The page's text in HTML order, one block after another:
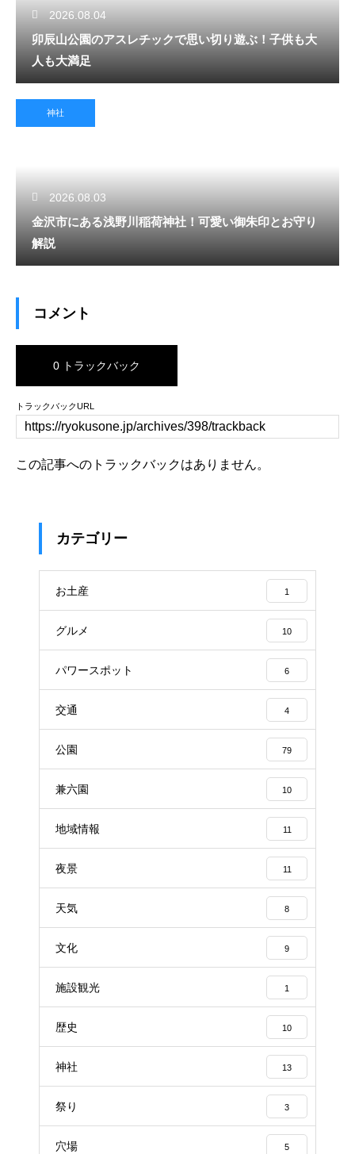
2026.08.04
卯辰山公園のアスレチックで思い切り遊ぶ！子供も大
人も大満足
神社
2026.08.03
金沢市にある浅野川稲荷神社！可愛い御朱印とお守り
解説
コメント
0 トラックバック
トラックバックURL
この記事へのトラックバックはありません。
カテゴリー
お土産 1
グルメ 10
パワースポット 6
交通 4
公園 79
兼六園 10
地域情報 11
夜景 11
天気 8
文化 9
施設観光 1
歴史 10
神社 13
祭り 3
穴場 5